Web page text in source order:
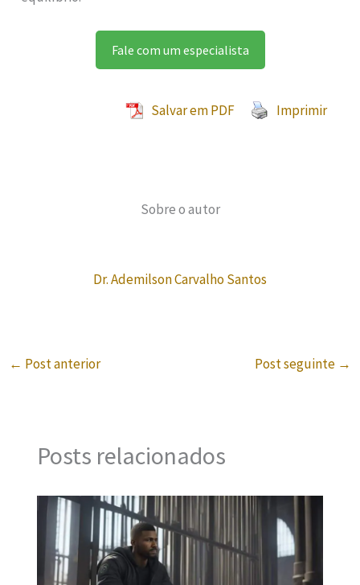
Fale com um especialista
Salvar em PDF Imprimir
Sobre o autor
Dr. Ademilson Carvalho Santos
← Post anterior Post seguinte →
Posts relacionados